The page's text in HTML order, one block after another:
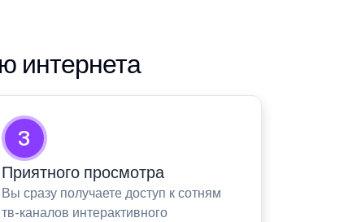
интернета
3
Приятного просмотра
Вы сразу получаете доступ к сотням
тв-каналов интерактивного